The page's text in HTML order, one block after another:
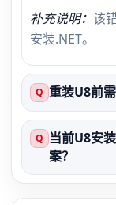
补充说明： 该
安装.NET。
Q 重装U8前
Q 当前U8安
案？